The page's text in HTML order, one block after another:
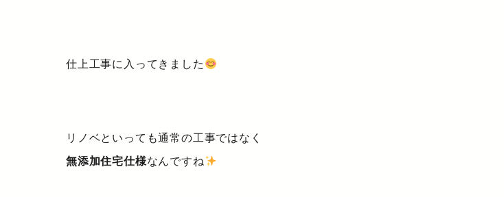
仕上工事に入ってきました
リノベといっても通常の工事ではなく
無添加住宅仕様なんですね